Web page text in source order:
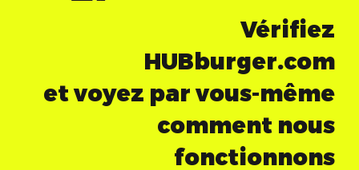
Vérifiez
HUBburger.com
et voyez par vous-même
comment nous
fonctionnons